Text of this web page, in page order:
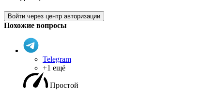
Войти через центр авторизации
Похожие вопросы
Telegram
+1 ещё
Простой